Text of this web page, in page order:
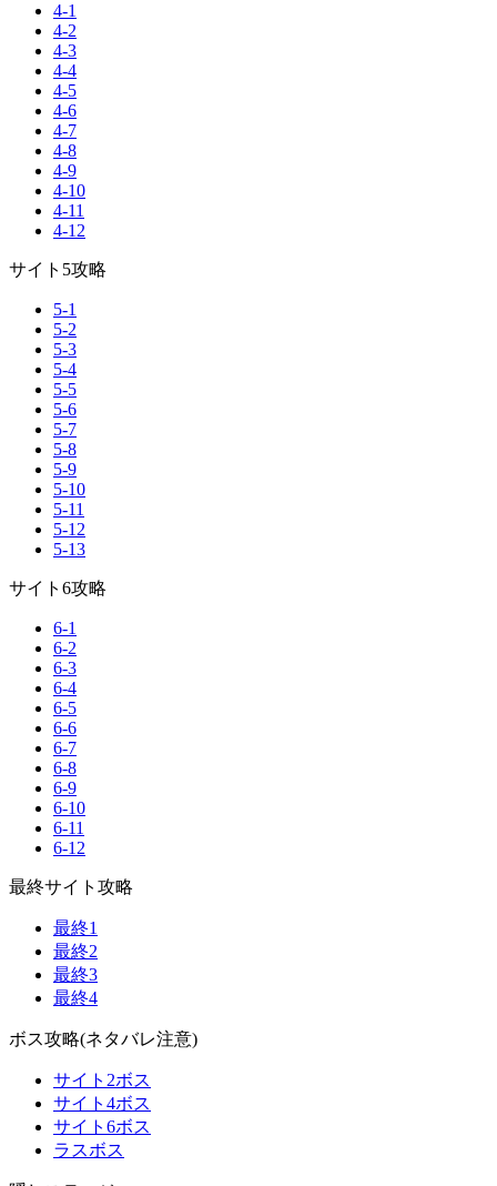
4-1
4-2
4-3
4-4
4-5
4-6
4-7
4-8
4-9
4-10
4-11
4-12
サイト5攻略
5-1
5-2
5-3
5-4
5-5
5-6
5-7
5-8
5-9
5-10
5-11
5-12
5-13
サイト6攻略
6-1
6-2
6-3
6-4
6-5
6-6
6-7
6-8
6-9
6-10
6-11
6-12
最終サイト攻略
最終1
最終2
最終3
最終4
ボス攻略(ネタバレ注意)
サイト2ボス
サイト4ボス
サイト6ボス
ラスボス